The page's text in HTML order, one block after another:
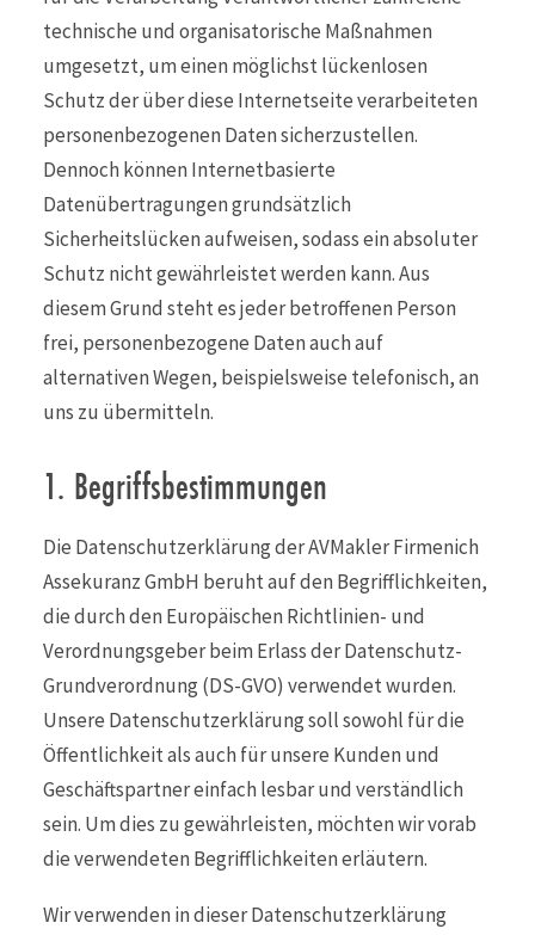
technische und organisatorische Maßnahmen
umgesetzt, um einen möglichst lückenlosen
Schutz der über diese Internetseite verarbeiteten
personenbezogenen Daten sicherzustellen.
Dennoch können Internetbasierte
Datenübertragungen grundsätzlich
Sicherheitslücken aufweisen, sodass ein absoluter
Schutz nicht gewährleistet werden kann. Aus
diesem Grund steht es jeder betroffenen Person
frei, personenbezogene Daten auch auf
alternativen Wegen, beispielsweise telefonisch, an
uns zu übermitteln.
1. Begriffsbestimmungen
Die Datenschutzerklärung der AVMakler Firmenich
Assekuranz GmbH beruht auf den Begrifflichkeiten,
die durch den Europäischen Richtlinien- und
Verordnungsgeber beim Erlass der Datenschutz-
Grundverordnung (DS-GVO) verwendet wurden.
Unsere Datenschutzerklärung soll sowohl für die
Öffentlichkeit als auch für unsere Kunden und
Geschäftspartner einfach lesbar und verständlich
sein. Um dies zu gewährleisten, möchten wir vorab
die verwendeten Begrifflichkeiten erläutern.
Wir verwenden in dieser Datenschutzerklärung